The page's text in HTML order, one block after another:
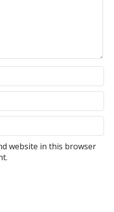
website in this browser